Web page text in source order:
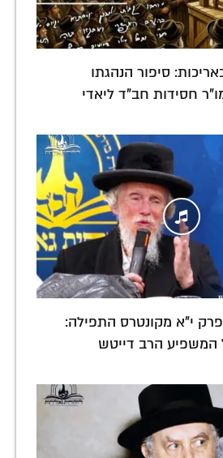
סיפור הנהגתו
חסידות חב"ד ליאדי
י"א מקונטרס התפילה:
המשפיע הרב דייטש